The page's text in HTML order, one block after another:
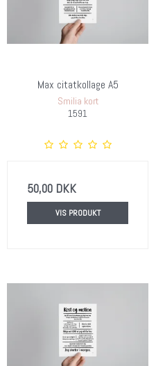
Max citatkollage A5
Smilia kort
1591
50,00 DKK
VIS PRODUKT